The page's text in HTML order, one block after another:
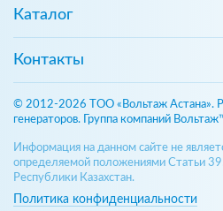
Каталог
Контакты
© 2012-2026 ТОО «Вольтаж Астана».
генераторов. Группа компаний
Информация на данном сайте не
определяемой положениями Статьи
Республики Казахстан.
Политика конфиденциальности